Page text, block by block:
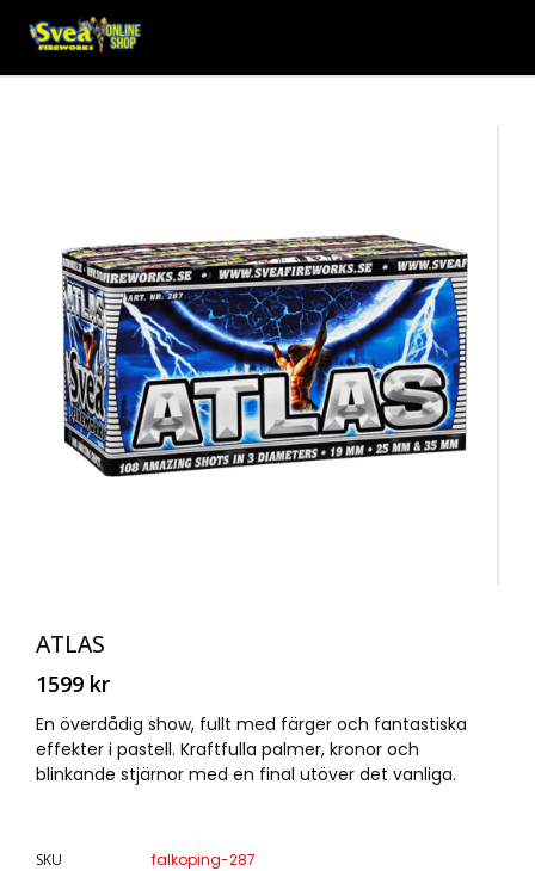
ATLAS
1599 kr
En överdådig show, fullt med färger och fantastiska
effekter i pastell. Kraftfulla palmer, kronor och
blinkande stjärnor med en final utöver det vanliga.
SKU
falkoping-287